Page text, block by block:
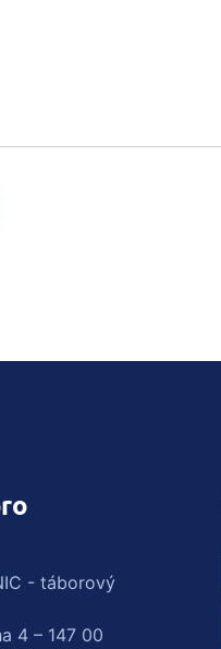
- táborový
4 – 147 00